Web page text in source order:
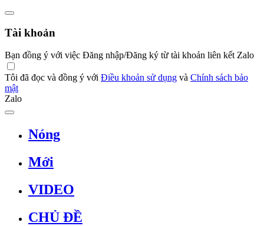
Tài khoản
Bạn đồng ý với việc Đăng nhập/Đăng ký từ tài khoản liên kết Zalo
Tôi đã đọc và đồng ý với Điều khoản sử dụng và Chính sách bảo
mật
Zalo
Nóng
Mới
VIDEO
CHỦ ĐỀ